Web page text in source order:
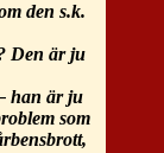
den s.k.
Den är ju
han är ju
som